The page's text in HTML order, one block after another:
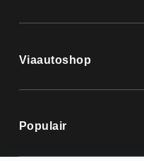
Viaautoshop
Populair